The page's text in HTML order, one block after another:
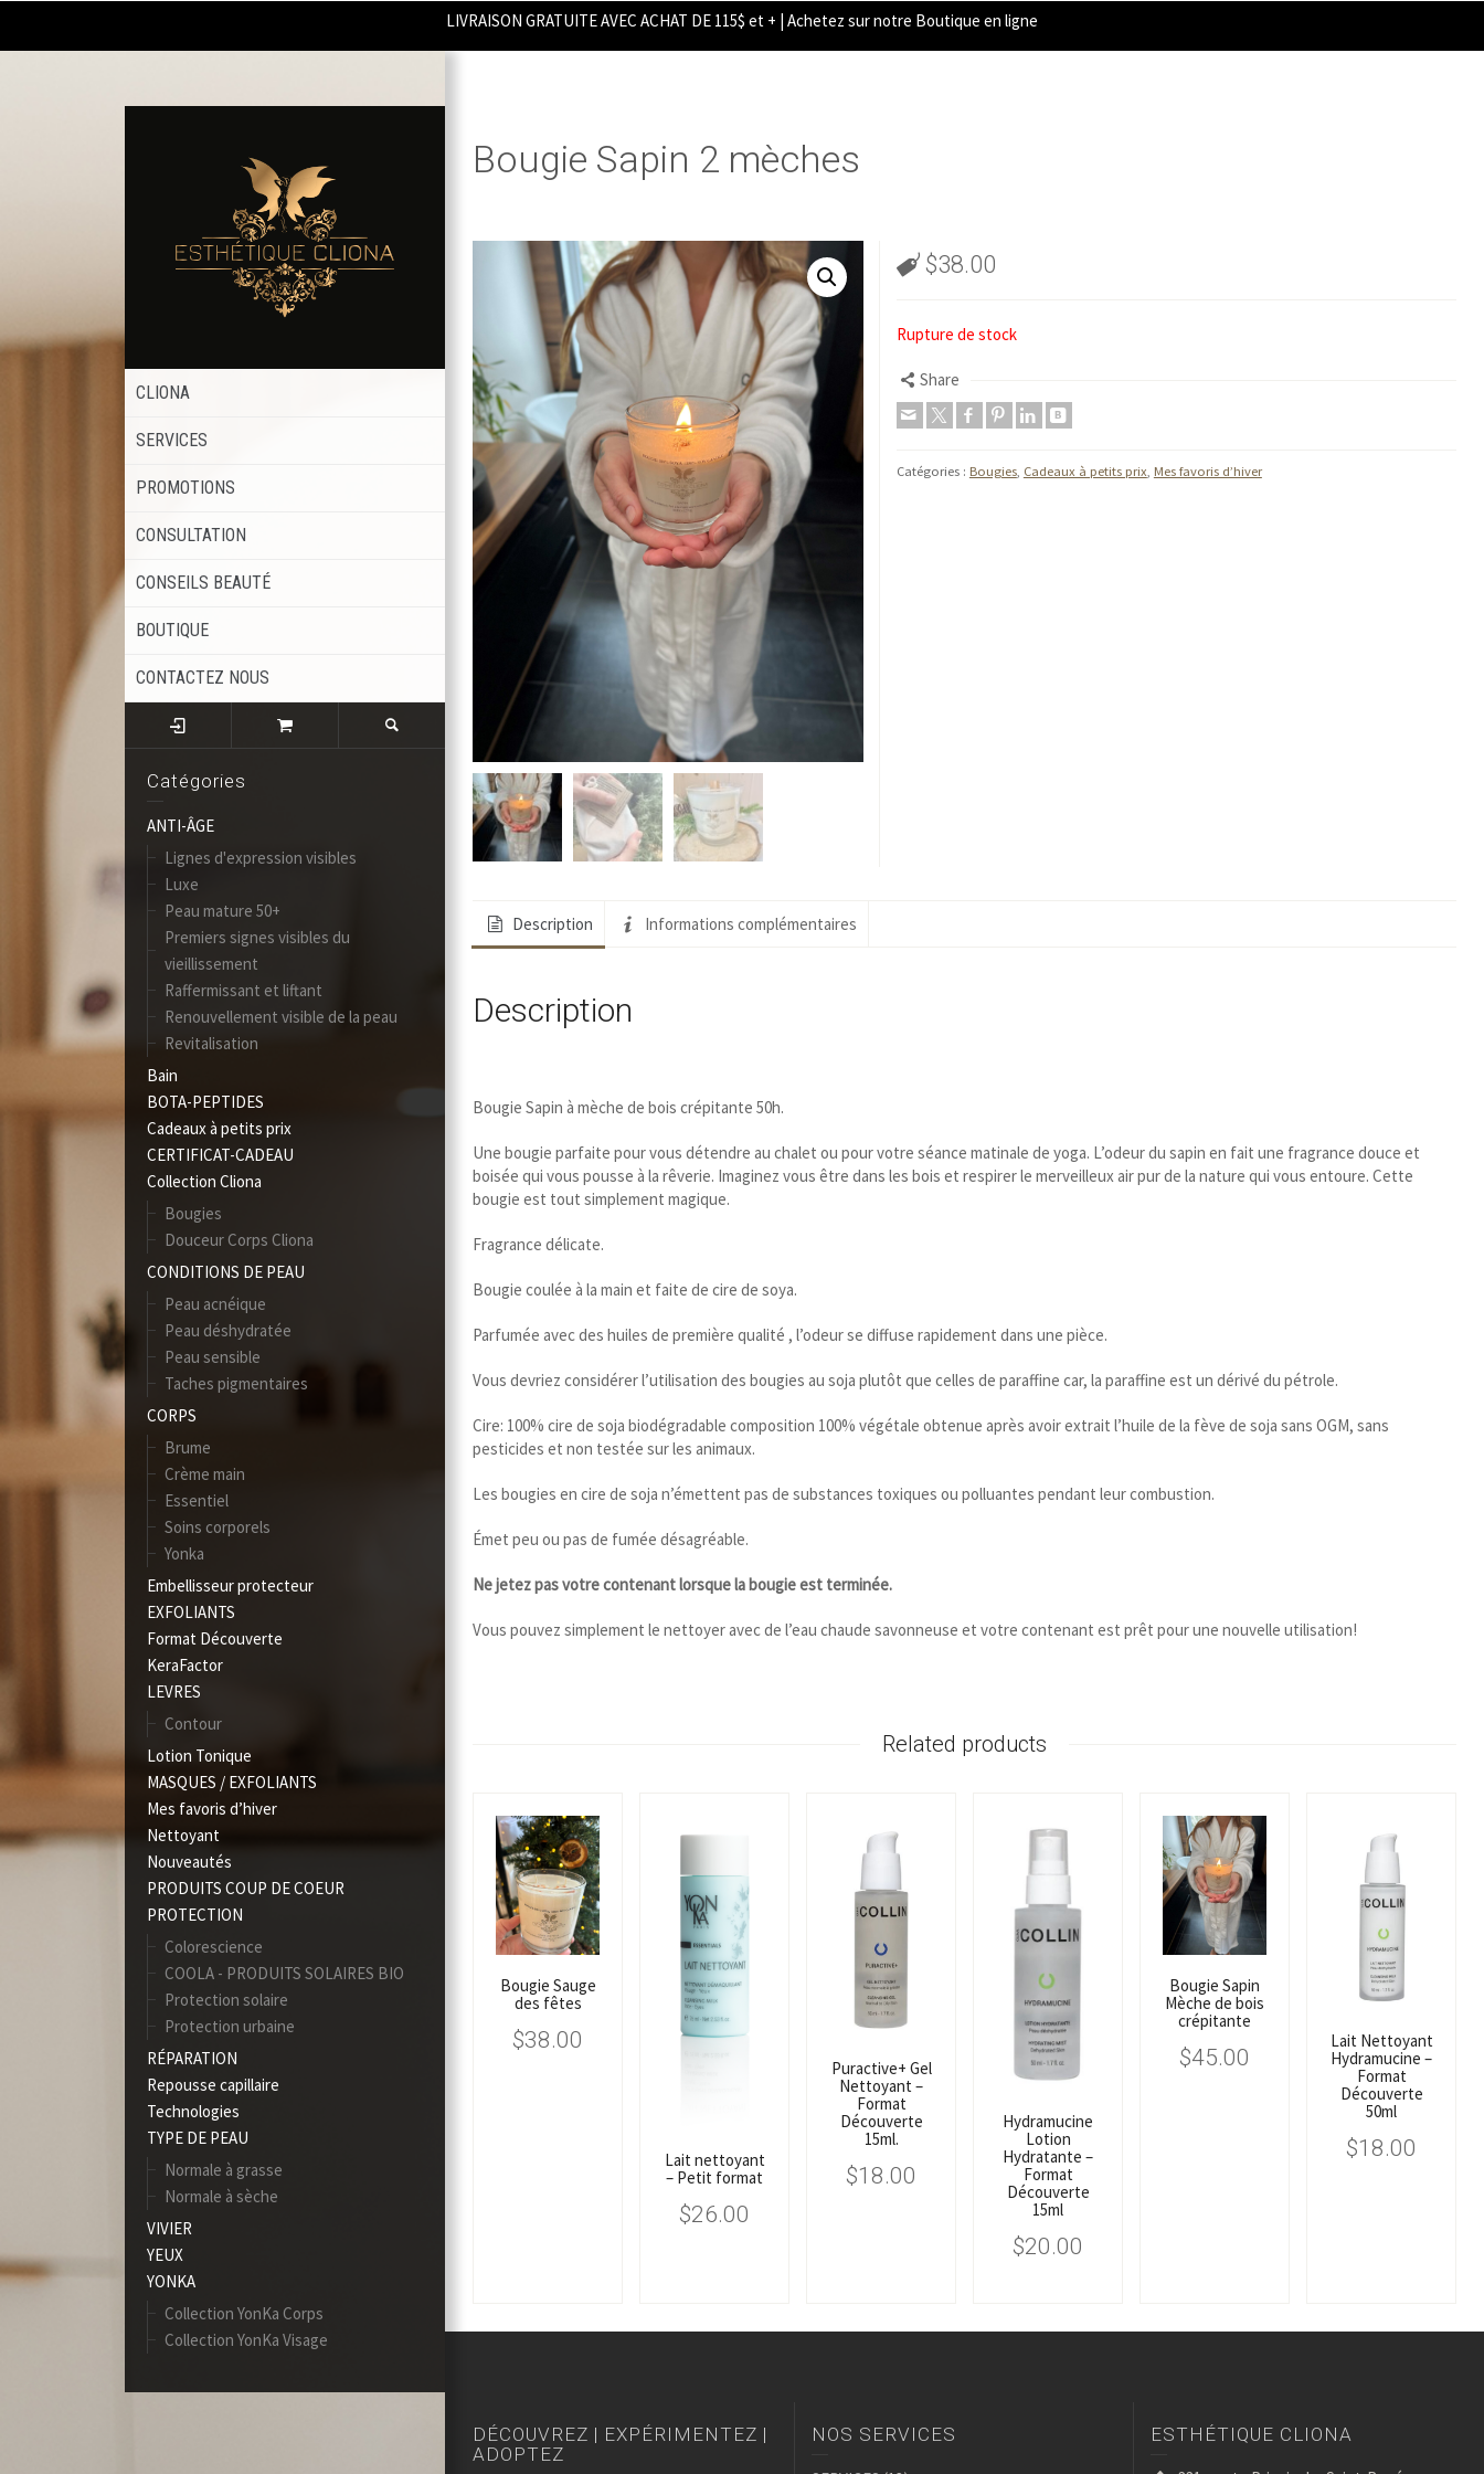
LIVRAISON GRATUITE AVEC ACHAT DE 115$ et + | Achetez sur notre Boutique en ligne
CLIONA
SERVICES
PROMOTIONS
CONSULTATION
CONSEILS BEAUTÉ
BOUTIQUE
CONTACTEZ NOUS
Catégories
ANTI-ÂGE
Lignes d'expression visibles
Luxe
Peau mature 50+
Premiers signes visibles du
vieillissement
Raffermissant et liftant
Renouvellement visible de la peau
Revitalisation
Bain
BOTA-PEPTIDES
Cadeaux à petits prix
CERTIFICAT-CADEAU
Collection Cliona
Bougies
Douceur Corps Cliona
CONDITIONS DE PEAU
Peau acnéique
Peau déshydratée
Peau sensible
Taches pigmentaires
CORPS
Brume
Crème main
Essentiel
Soins corporels
Yonka
Embellisseur protecteur
EXFOLIANTS
Format Découverte
KeraFactor
LEVRES
Contour
Lotion Tonique
MASQUES / EXFOLIANTS
Mes favoris d’hiver
Nettoyant
Nouveautés
PRODUITS COUP DE COEUR
PROTECTION
Colorescience
COOLA - PRODUITS SOLAIRES BIO
Protection solaire
Protection urbaine
RÉPARATION
Repousse capillaire
Technologies
TYPE DE PEAU
Normale à grasse
Normale à sèche
VIVIER
YEUX
YONKA
Collection YonKa Corps
Collection YonKa Visage
Bougie Sapin 2 mèches
$38.00
Rupture de stock
Share
Catégories : Bougies, Cadeaux à petits prix, Mes favoris d’hiver
Description Informations complémentaires
Description
Bougie Sapin à mèche de bois crépitante 50h.
Une bougie parfaite pour vous détendre au chalet ou pour votre séance matinale de yoga. L’odeur du sapin en fait une fragrance douce et
boisée qui vous pousse à la rêverie. Imaginez vous être dans les bois et respirer le merveilleux air pur de la nature qui vous entoure. Cette
bougie est tout simplement magique.
Fragrance délicate.
Bougie coulée à la main et faite de cire de soya.
Parfumée avec des huiles de première qualité , l’odeur se diffuse rapidement dans une pièce.
Vous devriez considérer l’utilisation des bougies au soja plutôt que celles de paraffine car, la paraffine est un dérivé du pétrole.
Cire: 100% cire de soja biodégradable composition 100% végétale obtenue après avoir extrait l’huile de la fève de soja sans OGM, sans
pesticides et non testée sur les animaux.
Les bougies en cire de soja n’émettent pas de substances toxiques ou polluantes pendant leur combustion.
Émet peu ou pas de fumée désagréable.
Ne jetez pas votre contenant lorsque la bougie est terminée.
Vous pouvez simplement le nettoyer avec de l’eau chaude savonneuse et votre contenant est prêt pour une nouvelle utilisation!
Related products
Bougie Sauge
des fêtes
$38.00
Lait nettoyant
– Petit format
$26.00
Puractive+ Gel
Nettoyant –
Format
Découverte
15ml.
$18.00
Hydramucine
Lotion
Hydratante –
Format
Découverte
15ml
$20.00
Bougie Sapin
Mèche de bois
crépitante
$45.00
Lait Nettoyant
Hydramucine –
Format
Découverte
50ml
$18.00
DÉCOUVREZ | EXPÉRIMENTEZ |
ADOPTEZ
NOS SERVICES ESTHÉTIQUE CLIONA